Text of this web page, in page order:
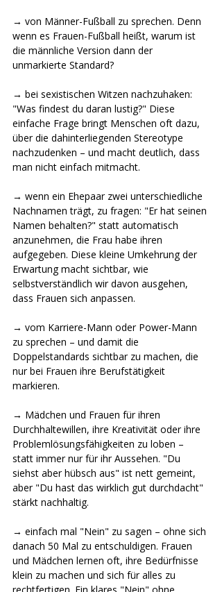
→ von Männer-Fußball zu sprechen. Denn
wenn es Frauen-Fußball heißt, warum ist
die männliche Version dann der
unmarkierte Standard?
→ bei sexistischen Witzen nachzuhaken:
"Was findest du daran lustig?" Diese
einfache Frage bringt Menschen oft dazu,
über die dahinterliegenden Stereotype
nachzudenken – und macht deutlich, dass
man nicht einfach mitmacht.
→ wenn ein Ehepaar zwei unterschiedliche
Nachnamen trägt, zu fragen: "Er hat seinen
Namen behalten?" statt automatisch
anzunehmen, die Frau habe ihren
aufgegeben. Diese kleine Umkehrung der
Erwartung macht sichtbar, wie
selbstverständlich wir davon ausgehen,
dass Frauen sich anpassen.
→ vom Karriere-Mann oder Power-Mann
zu sprechen – und damit die
Doppelstandards sichtbar zu machen, die
nur bei Frauen ihre Berufstätigkeit
markieren.
→ Mädchen und Frauen für ihren
Durchhaltewillen, ihre Kreativität oder ihre
Problemlösungsfähigkeiten zu loben –
statt immer nur für ihr Aussehen. "Du
siehst aber hübsch aus" ist nett gemeint,
aber "Du hast das wirklich gut durchdacht"
stärkt nachhaltig.
→ einfach mal "Nein" zu sagen – ohne sich
danach 50 Mal zu entschuldigen. Frauen
und Mädchen lernen oft, ihre Bedürfnisse
klein zu machen und sich für alles zu